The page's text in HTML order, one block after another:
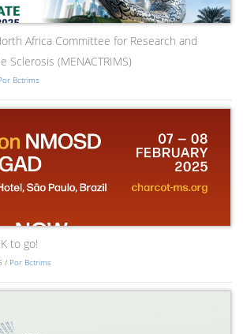
Africa Committee for Research and
Sclerosis (MENACTRIMS)
Bctrims
to go!
/ Por Bctrims